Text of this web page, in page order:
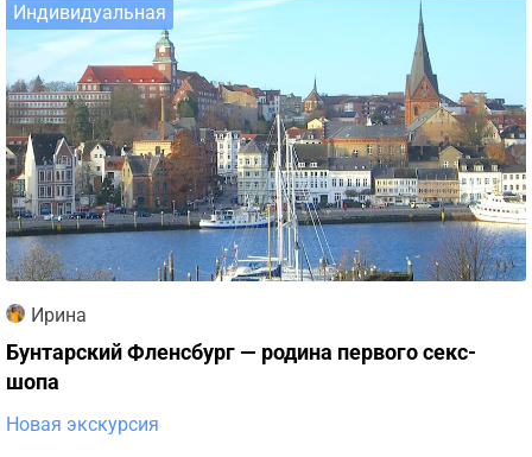
Индивидуальная
Ирина
Бунтарский Фленсбург — родина первого секс-
шопа
Новая экскурсия